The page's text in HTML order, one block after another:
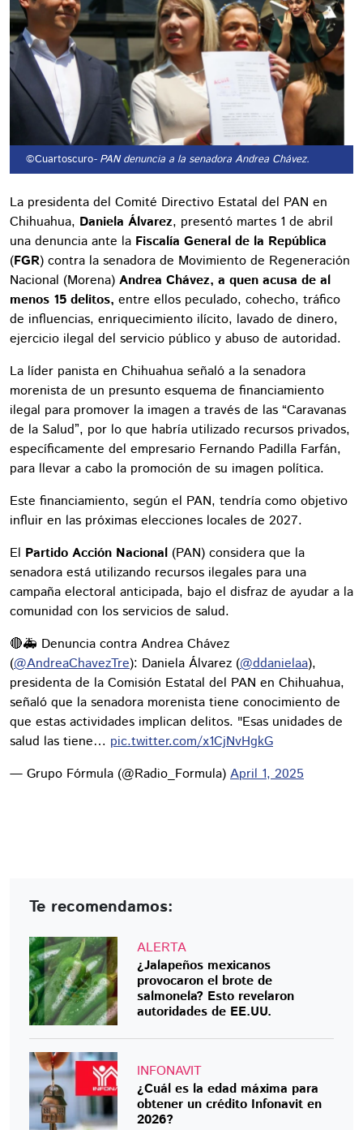
©Cuartoscuro- PAN denuncia a la senadora Andrea Chávez.
La presidenta del Comité Directivo Estatal del PAN en
Chihuahua, Daniela Álvarez, presentó martes 1 de abril
una denuncia ante la Fiscalía General de la República
(FGR) contra la senadora de Movimiento de Regeneración
Nacional (Morena) Andrea Chávez, a quen acusa de al
menos 15 delitos, entre ellos peculado, cohecho, tráfico
de influencias, enriquecimiento ilícito, lavado de dinero,
ejercicio ilegal del servicio público y abuso de autoridad.
La líder panista en Chihuahua señaló a la senadora
morenista de un presunto esquema de financiamiento
ilegal para promover la imagen a través de las “Caravanas
de la Salud”, por lo que habría utilizado recursos privados,
específicamente del empresario Fernando Padilla Farfán,
para llevar a cabo la promoción de su imagen política.
Este financiamiento, según el PAN, tendría como objetivo
influir en las próximas elecciones locales de 2027.
El Partido Acción Nacional (PAN) considera que la
senadora está utilizando recursos ilegales para una
campaña electoral anticipada, bajo el disfraz de ayudar a la
comunidad con los servicios de salud.
🔴🚑 Denuncia contra Andrea Chávez
(@AndreaChavezTre): Daniela Álvarez (@ddanielaa),
presidenta de la Comisión Estatal del PAN en Chihuahua,
señaló que la senadora morenista tiene conocimiento de
que estas actividades implican delitos. "Esas unidades de
salud las tiene… pic.twitter.com/x1CjNvHgkG
— Grupo Fórmula (@Radio_Formula) April 1, 2025
Te recomendamos:
ALERTA
¿Jalapeños mexicanos
provocaron el brote de
salmonela? Esto revelaron
autoridades de EE.UU.
INFONAVIT
¿Cuál es la edad máxima para
obtener un crédito Infonavit en
2026?